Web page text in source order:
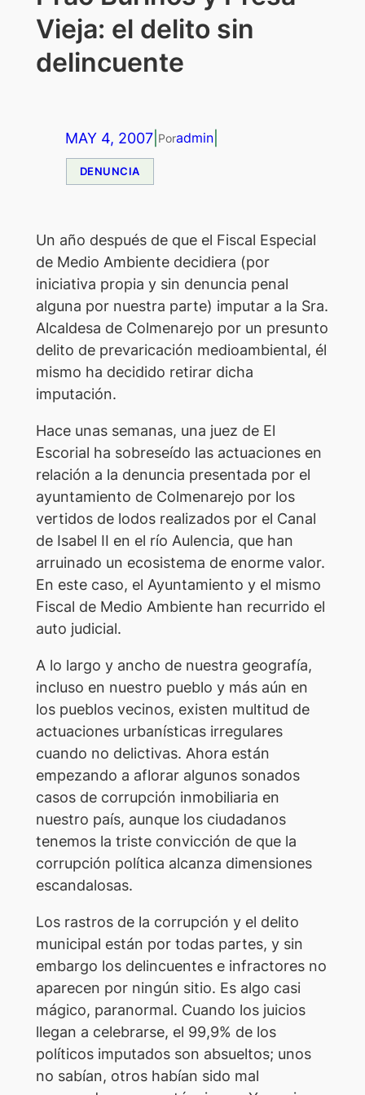
Vieja: el delito sin
delincuente
MAY 4, 2007| Poradmin|
DENUNCIA
Un año después de que el Fiscal Especial
de Medio Ambiente decidiera (por
iniciativa propia y sin denuncia penal
alguna por nuestra parte) imputar a la Sra.
Alcaldesa de Colmenarejo por un presunto
delito de prevaricación medioambiental, él
mismo ha decidido retirar dicha
imputación.
Hace unas semanas, una juez de El
Escorial ha sobreseído las actuaciones en
relación a la denuncia presentada por el
ayuntamiento de Colmenarejo por los
vertidos de lodos realizados por el Canal
de Isabel II en el río Aulencia, que han
arruinado un ecosistema de enorme valor.
En este caso, el Ayuntamiento y el mismo
Fiscal de Medio Ambiente han recurrido el
auto judicial.
A lo largo y ancho de nuestra geografía,
incluso en nuestro pueblo y más aún en
los pueblos vecinos, existen multitud de
actuaciones urbanísticas irregulares
cuando no delictivas. Ahora están
empezando a aflorar algunos sonados
casos de corrupción inmobiliaria en
nuestro país, aunque los ciudadanos
tenemos la triste convicción de que la
corrupción política alcanza dimensiones
escandalosas.
Los rastros de la corrupción y el delito
municipal están por todas partes, y sin
embargo los delincuentes e infractores no
aparecen por ningún sitio. Es algo casi
mágico, paranormal. Cuando los juicios
llegan a celebrarse, el 99,9% de los
políticos imputados son absueltos; unos
no sabían, otros habían sido mal